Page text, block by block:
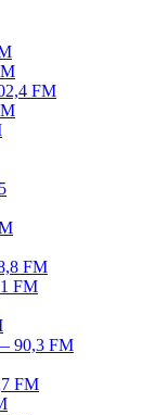
FM
FM
FM
90,3 FM
FM